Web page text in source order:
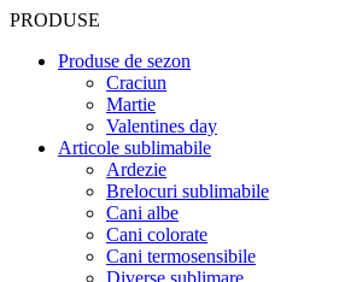
PRODUSE
Produse de sezon
Craciun
Martie
Valentines day
Articole sublimabile
Ardezie
Brelocuri sublimabile
Cani albe
Cani colorate
Cani termosensibile
Diverse sublimare